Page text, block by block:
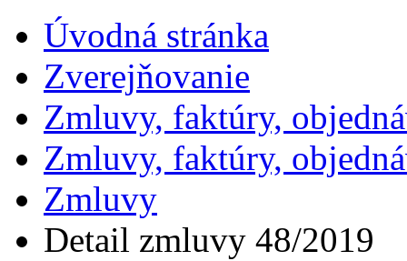
Úvodná stránka
Zverejňovanie
Zmluvy, faktúry,
Zmluvy, faktúry,
Zmluvy
Detail zmluvy 48/2019